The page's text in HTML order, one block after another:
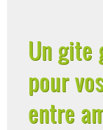
Un gite
pour
entre